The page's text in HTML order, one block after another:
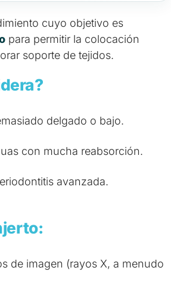
cuyo objetivo es
para permitir la colocación
soporte de tejidos.
delgado o bajo.
con mucha reabsorción.
avanzada.
de imagen (rayos X, a menudo